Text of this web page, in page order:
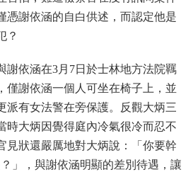
憑謝依涵的自白供述，而認定他是
？
謝依涵在3月7日於士林地方法院羈
僅謝依涵一個人可坐在椅子上，並
派有女法警在旁保護。反觀大炳三
時大炳因覺得庭內冷氣很冷而忍不
見狀還嚴厲地對大炳說：「你要幹
」，與謝依涵明顯的差別待遇，讓